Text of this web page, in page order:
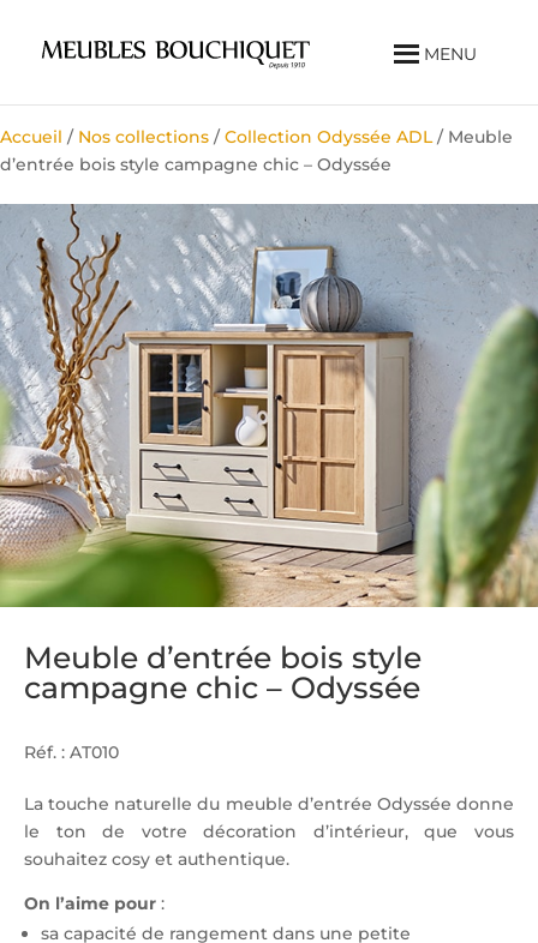
MENU
Accueil / Nos collections /Collection Odyssée ADL/ Meuble
d’entrée bois style campagne chic – Odyssée
Meuble d’entrée bois style
campagne chic – Odyssée
Réf. : AT010
La touche naturelle du meuble d’entrée Odyssée donne
le ton de votre décoration d’intérieur, que vous
souhaitez cosy et authentique.
On l’aime pour :
sa capacité de rangement dans une petite